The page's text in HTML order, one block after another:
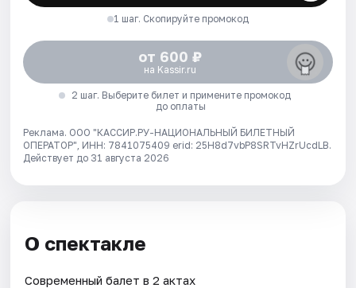
1 шаг. Скопируйте промокод
от 600 ₽
на Kassir.ru
2 шаг. Выберите билет и примените промокод
до оплаты
Реклама. ООО "КАССИР.РУ-НАЦИОНАЛЬНЫЙ БИЛЕТНЫЙ
ОПЕРАТОР", ИНН: 7841075409 erid: 25H8d7vbP8SRTvHZrUcdLB.
Действует до 31 августа 2026
О спектакле
Современный балет в 2 актах